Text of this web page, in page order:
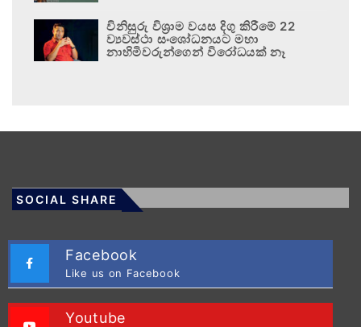
විනිසුරු විශ්‍රාම වයස දිගු කිරීමේ 22
ව්‍යවස්ථා සංශෝධනයට මහා
නාහිමිවරුන්ගෙන් විරෝධයක් නෑ
SOCIAL SHARE
Facebook
Like us on Facebook
Youtube